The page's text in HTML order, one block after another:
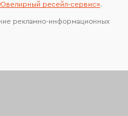
ресейл-сервиc».
рекламно-информационных